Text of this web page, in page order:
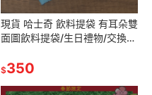
現貨 哈士奇 飲料提袋 有耳朵雙
面圖飲料提袋/生日禮物/交換禮
$350